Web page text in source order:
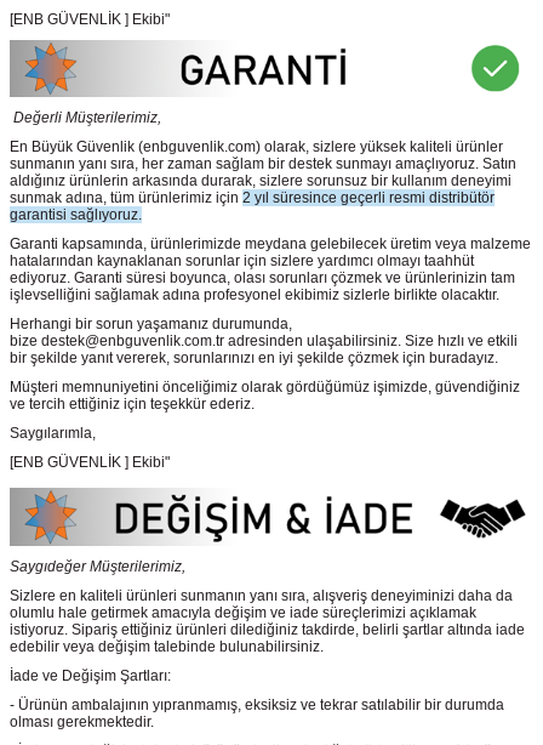
[ENB GÜVENLİK ] Ekibi"
Değerli Müşterilerimiz,
En Büyük Güvenlik (enbguvenlik.com) olarak, sizlere yüksek kaliteli ürünler
sunmanın yanı sıra, her zaman sağlam bir destek sunmayı amaçlıyoruz. Satın
aldığınız ürünlerin arkasında durarak, sizlere sorunsuz bir kullanım deneyimi
sunmak adına, tüm ürünlerimiz için 2 yıl süresince geçerli resmi distribütör
garantisi sağlıyoruz.
Garanti kapsamında, ürünlerimizde meydana gelebilecek üretim veya malzeme
hatalarından kaynaklanan sorunlar için sizlere yardımcı olmayı taahhüt
ediyoruz. Garanti süresi boyunca, olası sorunları çözmek ve ürünlerinizin tam
işlevselliğini sağlamak adına profesyonel ekibimiz sizlerle birlikte olacaktır.
Herhangi bir sorun yaşamanız durumunda,
bize destek@enbguvenlik.com.tr adresinden ulaşabilirsiniz. Size hızlı ve etkili
bir şekilde yanıt vererek, sorunlarınızı en iyi şekilde çözmek için buradayız.
Müşteri memnuniyetini önceliğimiz olarak gördüğümüz işimizde, güvendiğiniz
ve tercih ettiğiniz için teşekkür ederiz.
Saygılarımla,
[ENB GÜVENLİK ] Ekibi"
Saygıdeğer Müşterilerimiz,
Sizlere en kaliteli ürünleri sunmanın yanı sıra, alışveriş deneyiminizi daha da
olumlu hale getirmek amacıyla değişim ve iade süreçlerimizi açıklamak
istiyoruz. Sipariş ettiğiniz ürünleri dilediğiniz takdirde, belirli şartlar altında iade
edebilir veya değişim talebinde bulunabilirsiniz.
İade ve Değişim Şartları:
- Ürünün ambalajının yıpranmamış, eksiksiz ve tekrar satılabilir bir durumda
olması gerekmektedir.